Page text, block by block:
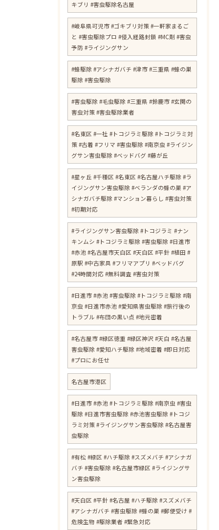
キブリ #害虫駆除名古屋
#岐阜県可児市 #ゴキブリ対策 #一軒家まるご
と #害虫駆除プロ #侵入経路封鎖 #MC剤 #害虫
予防 #ライジングサン
#蜂駆除 #アシナガバチ #津市 #三重県 #蜂の巣
駆除 #害虫駆除
#害虫駆除 #毛虫駆除 #三重県 #鈴鹿市 #玄関の
害虫対策 #害虫駆除業者
#名東区 #一社 #トコジラミ駆除 #トコジラミ対
策 #古着 #フリマ #害虫駆除 #南京虫 #ライジン
グサン害虫駆除 #ベッドバグ #藤が丘
#星ヶ丘 #千種区 #名東区 #名古屋ハチ駆除 #ラ
イジングサン害虫駆除 #ベランダの蜂の巣 #ア
シナガバチ駆除 #マンション暮らし #害虫対策
#初期対応
#ライジングサン害虫駆除 #トコジラミ #ナン
キンムシ #トコジラミ駆除 #害虫駆除 #日進市
#赤池 #名古屋市天白区 #天白区 #平針 #植田 #
原駅 #中古家具 #フリマアプリ #ベッドバグ
#24時間対応 #無料調査 #害虫対策
​#日進市 #赤池 #害虫駆除 #トコジラミ駆除 #南
京虫 #日進市赤池 #愛知県害虫駆除 #旅行後の
トラブル #布団の黒い点 #地元密着
#名古屋市 #緑区徳重 #緑区神沢 #天白 #名古屋
害虫駆除 #愛知ハチ駆除 #地域密着 #即日対応
#プロにお任せ
名古屋市港区
#日進市 #赤池 #トコジラミ駆除 #南京虫 #害虫
駆除 #日進市害虫駆除 #赤池害虫駆除 #トコジ
ラミ対策 #ライジングサン害虫駆除 #名古屋害
虫駆除
#有松 #緑区 #ハチ駆除 #スズメバチ #アシナガ
バチ #害虫駆除 #名古屋市緑区 #ライジングサ
ン害虫駆除
#天白区 #平針 #名古屋 #ハチ駆除 #スズメバチ
#アシナガバチ #害虫駆除 #蜂の巣 #郵便受け #
危険生物 #駆除業者 #緊急対応